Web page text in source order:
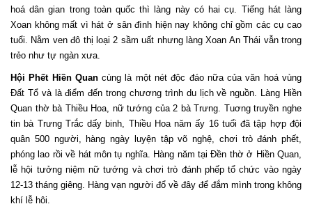
hoá dân gian trong toàn quốc thì làng này có hai cụ. Tiếng hát làng
Xoan không mất vì hát ở sân đình hiện nay không chỉ gồm các cụ cao
tuổi. Nằm ven đô thị loại 2 sầm uất nhưng làng Xoan An Thái vẫn trong
trẻo như tự ngàn xưa.
Hội Phết Hiền Quancùng là một nét độc đáo nữa của văn hoá vùng
Đất Tổ và là điểm đến trong chương trình du lịch về nguồn. Làng Hiền
Quan thờ bà Thiều Hoa, nữ tướng của 2 bà Trưng. Tuơng truyền nghe
tin bà Trưng Trắc dấy binh, Thiều Hoa năm ấy 16 tuổi đã tập hợp đội
quân 500 người, hàng ngày luyện tập võ nghệ, chơi trò đánh phết,
phóng lao rồi về hát môn tụ nghĩa. Hàng năm tại Đền thờ ở Hiền Quan,
lễ hội tưởng niệm nữ tướng và chơi trò đánh phếp tổ chức vào ngày
12-13 tháng giêng. Hàng vạn người đổ về đây để đắm mình trong không
khí lễ hội.